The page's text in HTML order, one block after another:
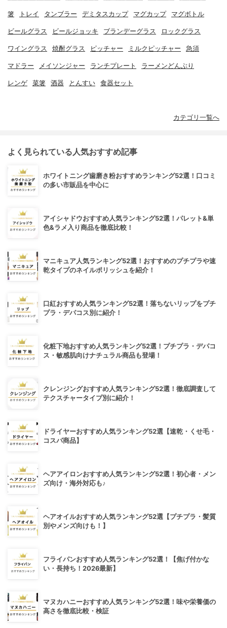
箸 トレイ タンブラー デミタスカップ マグカップ マグボトル
ビールグラス ビールジョッキ ブランデーグラス ロックグラス
ワイングラス 焼酎グラス ピッチャー ミルクピッチャー 急須
マドラー メイソンジャー ランチプレート ラーメンどんぶり
レンゲ 菜箸 酒器 とんすい 食器セット
カテゴリ一覧へ
よく見られている人気おすすめ記事
ホワイトニング歯磨き粉おすすめランキング52選！口コミ
の多い市販品を中心に
アイシャドウおすすめ人気ランキング52選！パレット&単
色&ラメ入り商品を徹底比較！
マニキュア人気ランキング52選！おすすめのプチプラや速
乾タイプのネイルポリッシュを紹介！
口紅おすすめ人気ランキング52選！落ちないリップをプチ
プラ・デパコス別に紹介！
化粧下地おすすめ人気ランキング52選！プチプラ・デパコ
ス・敏感肌向けナチュラル商品も登場！
クレンジングおすすめ人気ランキング52選！徹底調査して
テクスチャータイプ別に紹介！
ドライヤーおすすめ人気ランキング52選【速乾・くせ毛・
コスパ商品】
ヘアアイロンおすすめ人気ランキング52選！初心者・メン
ズ向け・海外対応も♪
ヘアオイルおすすめ人気ランキング52選【プチプラ・髪質
別やメンズ向けも！】
フライパンおすすめ人気ランキング52選！【焦げ付かな
い・長持ち！2026最新】
マヌカハニーおすすめ人気ランキング52選！味や栄養価の
高さを徹底比較・検証